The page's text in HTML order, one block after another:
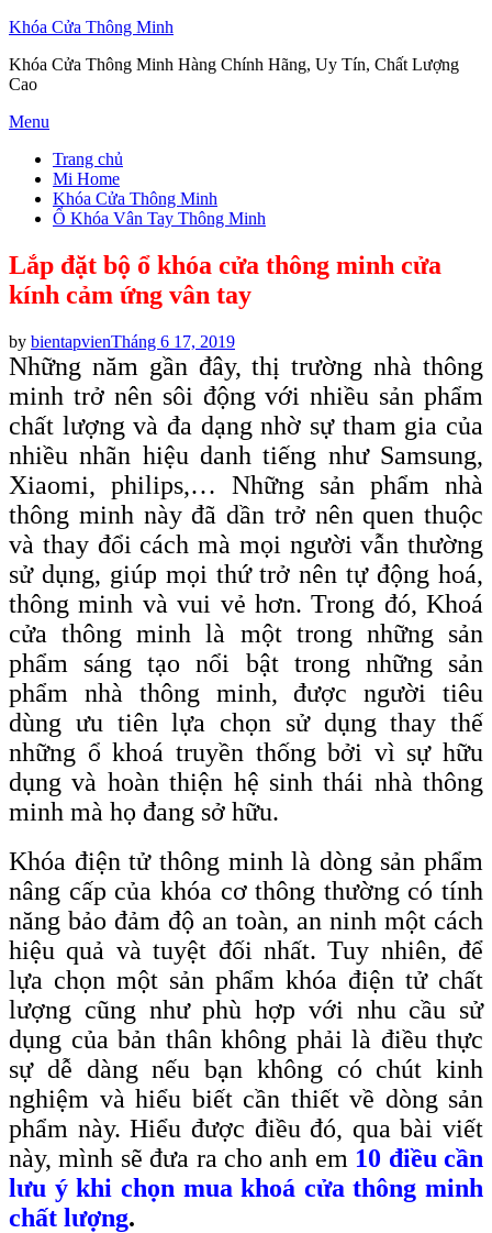
Khóa Cửa Thông Minh
Khóa Cửa Thông Minh Hàng Chính Hãng, Uy Tín, Chất Lượng
Cao
Skip
content
Menu
Trang chủ
Mi Home
Khóa Cửa Thông Minh
Ổ Khóa Vân Tay Thông Minh
Lắp đặt bộ ổ khóa cửa thông minh cửa
kính cảm ứng vân tay
by bientapvienPosted
on
Tháng 6 17, 2019
Những năm gần đây, thị trường nhà thông
minh trở nên sôi động với nhiều sản phẩm
chất lượng và đa dạng nhờ sự tham gia của
nhiều nhãn hiệu danh tiếng như Samsung,
Xiaomi, philips,… Những sản phẩm nhà
thông minh này đã dần trở nên quen thuộc
và thay đổi cách mà mọi người vẫn thường
sử dụng, giúp mọi thứ trở nên tự động hoá,
thông minh và vui vẻ hơn. Trong đó, Khoá
cửa thông minh là một trong những sản
phẩm sáng tạo nổi bật trong những sản
phẩm nhà thông minh, được người tiêu
dùng ưu tiên lựa chọn sử dụng thay thế
những ổ khoá truyền thống bởi vì sự hữu
dụng và hoàn thiện hệ sinh thái nhà thông
minh mà họ đang sở hữu.
Khóa điện tử thông minh là dòng sản phẩm
nâng cấp của khóa cơ thông thường có tính
năng bảo đảm độ an toàn, an ninh một cách
hiệu quả và tuyệt đối nhất. Tuy nhiên, để
lựa chọn một sản phẩm khóa điện tử chất
lượng cũng như phù hợp với nhu cầu sử
dụng của bản thân không phải là điều thực
sự dễ dàng nếu bạn không có chút kinh
nghiệm và hiểu biết cần thiết về dòng sản
phẩm này. Hiểu được điều đó, qua bài viết
này, mình sẽ đưa ra cho anh em 10 điều cần
lưu ý khi chọn mua khoá cửa thông minh
chất lượng.